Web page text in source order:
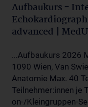
Aufbaukurs -
advanced |
...Aufbaukurs 2026
1090 Wien, Van
Anatomie Max. 40
Teilnehmer:innen je
on-/Kleingruppen-